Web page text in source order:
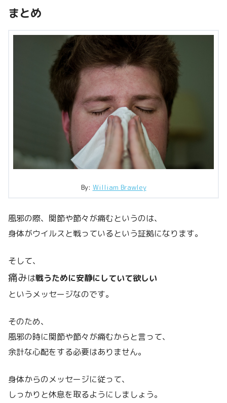
まとめ
By: William Brawley
風邪の際、関節や節々が痛むというのは、
身体がウイルスと戦っているという証拠になります。
そして、
痛みは戦うために安静にしていて欲しい
というメッセージなのです。
そのため、
風邪の時に関節や節々が痛むからと言って、
余計な心配をする必要はありません。
身体からのメッセージに従って、
しっかりと休息を取るようにしましょう。